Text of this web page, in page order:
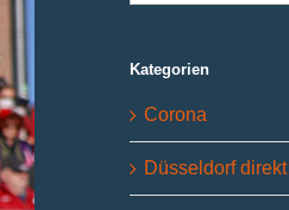
nach:
Kategorien
Corona
Düsseldorf direkt